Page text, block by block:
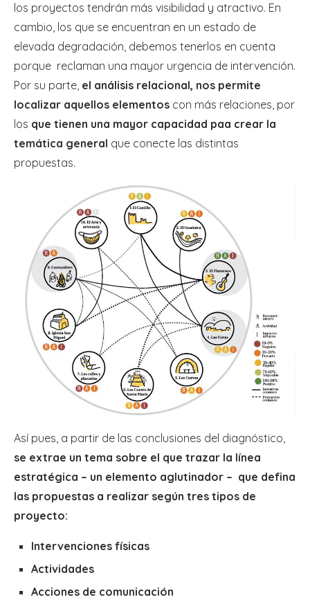
los proyectos tendrán más visibilidad y atractivo. En
cambio, los que se encuentran en un estado de
elevada degradación, debemos tenerlos en cuenta
porque reclaman una mayor urgencia de intervención.
Por su parte, el análisis relacional, nos permite
localizar aquellos elementos con más relaciones, por
los que tienen una mayor capacidad paa crear la
temática general que conecte las distintas
propuestas.
Así pues, a partir de las conclusiones del diagnóstico,
se extrae un tema sobre el que trazar la línea
estratégica – un elemento aglutinador – que defina
las propuestas a realizar según tres tipos de
proyecto:
Intervenciones físicas
Actividades
Acciones de comunicación